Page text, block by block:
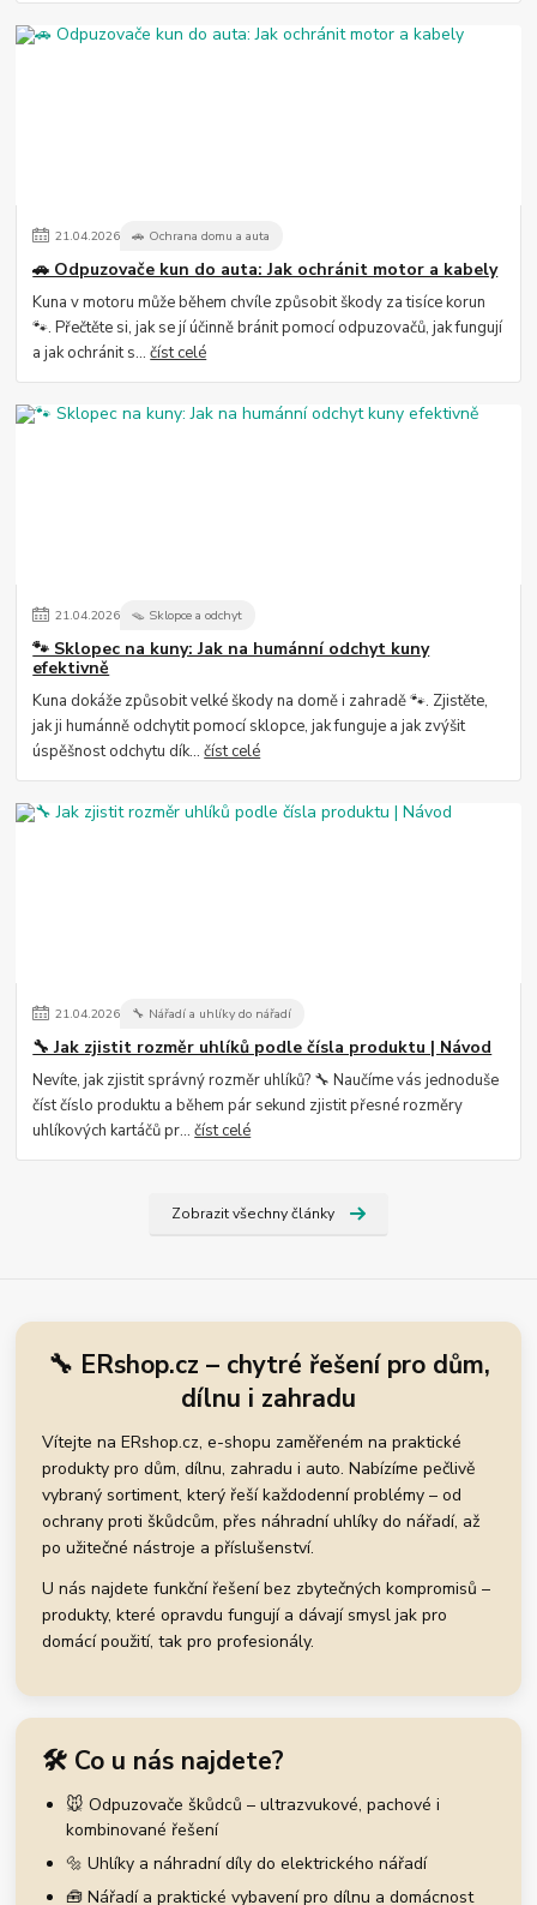
21.04.2026 🚗 Ochrana domu a auta
🚗 Odpuzovače kun do auta: Jak ochránit motor a kabely
Kuna v motoru může během chvíle způsobit škody za tisíce korun
🐾. Přečtěte si, jak se jí účinně bránit pomocí odpuzovačů, jak fungují
a jak ochránit s...číst celé
21.04.2026 🪤 Sklopce a odchyt
🐾 Sklopec na kuny: Jak na humánní odchyt kuny
efektivně
Kuna dokáže způsobit velké škody na domě i zahradě 🐾. Zjistěte,
jak ji humánně odchytit pomocí sklopce, jak funguje a jak zvýšit
úspěšnost odchytu dík...číst celé
21.04.2026 🔧 Nářadí a uhlíky do nářadí
🔧 Jak zjistit rozměr uhlíků podle čísla produktu | Návod
Nevíte, jak zjistit správný rozměr uhlíků? 🔧 Naučíme vás jednoduše
číst číslo produktu a během pár sekund zjistit přesné rozměry
uhlíkových kartáčů pr...číst celé
Zobrazit všechny články
🔧 ERshop.cz – chytré řešení pro dům,
dílnu i zahradu
Vítejte na ERshop.cz, e-shopu zaměřeném na praktické
produkty pro dům, dílnu, zahradu i auto. Nabízíme pečlivě
vybraný sortiment, který řeší každodenní problémy – od
ochrany proti škůdcům, přes náhradní uhlíky do nářadí, až
po užitečné nástroje a příslušenství.
U nás najdete funkční řešení bez zbytečných kompromisů –
produkty, které opravdu fungují a dávají smysl jak pro
domácí použití, tak pro profesionály.
🛠️ Co u nás najdete?
🐭 Odpuzovače škůdců – ultrazvukové, pachové i
kombinované řešení
🔩 Uhlíky a náhradní díly do elektrického nářadí
🧰 Nářadí a praktické vybavení pro dílnu a domácnost